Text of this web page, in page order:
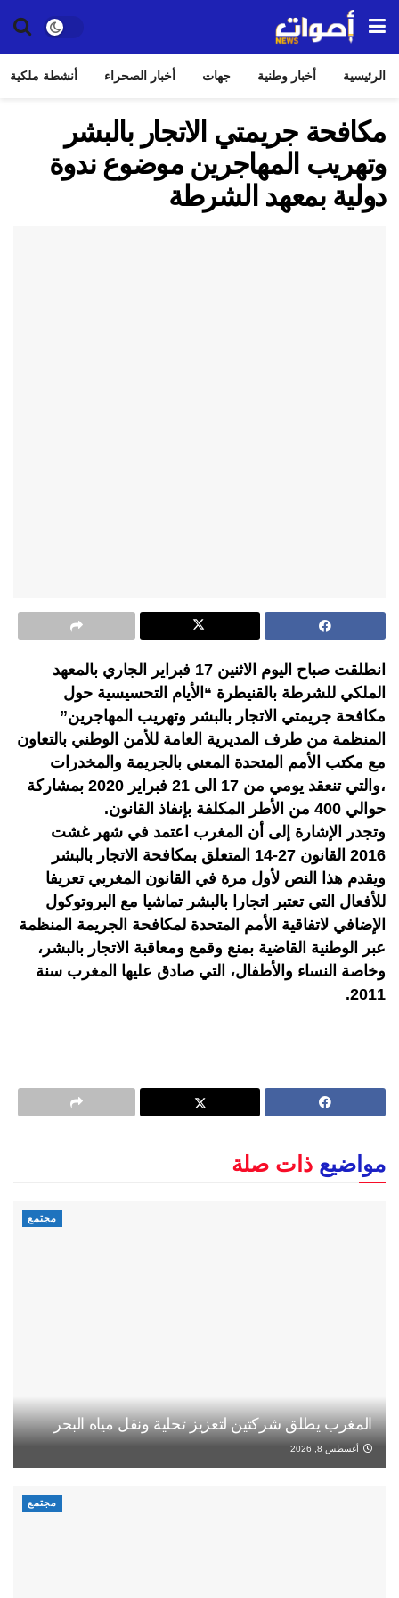
الرئيسية أخبار وطنية جهات أخبار الصحراء أنشطة ملكية
مكافحة جريمتي الاتجار بالبشر
وتهريب المهاجرين موضوع ندوة
دولية بمعهد الشرطة
انطلقت صباح اليوم الاثنين 17 فبراير الجاري بالمعهد
الملكي للشرطة بالقنيطرة “الأيام التحسيسية حول
مكافحة جريمتي الاتجار بالبشر وتهريب المهاجرين”
المنظمة من طرف المديرية العامة للأمن الوطني بالتعاون
مع مكتب الأمم المتحدة المعني بالجريمة والمخدرات
،والتي تنعقد يومي من 17 الى 21 فبراير 2020 بمشاركة
حوالي 400 من الأطر المكلفة بإنفاذ القانون.
وتجدر الإشارة إلى أن المغرب اعتمد في شهر غشت
2016 القانون 27-14 المتعلق بمكافحة الاتجار بالبشر
ويقدم هذا النص لأول مرة في القانون المغربي تعريفا
للأفعال التي تعتبر اتجارا بالبشر تماشيا مع البروتوكول
الإضافي لاتفاقية الأمم المتحدة لمكافحة الجريمة المنظمة
عبر الوطنية القاضية بمنع وقمع ومعاقبة الاتجار بالبشر،
وخاصة النساء والأطفال، التي صادق عليها المغرب سنة
2011.
مواضيع ذات صلة
مجتمع
المغرب يطلق شركتين لتعزيز تحلية ونقل مياه البحر
أغسطس 8, 2026
مجتمع